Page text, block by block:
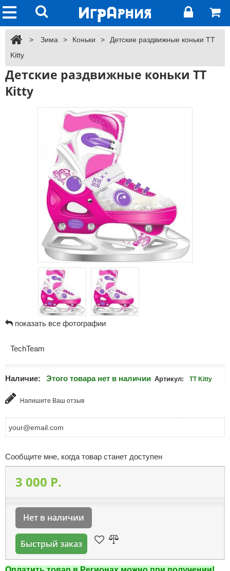
> Зима > Коньки >
Детские раздвижные коньки TT
Kitty
Детские раздвижные коньки TT
Kitty
показать все фотографии
TechTeam
Наличие: Этого товара нет в наличии Артикул: TT Kitty
Напишите Ваш отзыв
Сообщите мне, когда товар станет доступен
3 000 P.
Нет в наличии
Быстрый заказ